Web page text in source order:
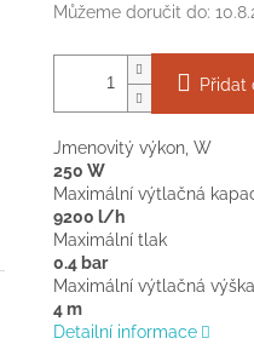
Můžeme doručit do:
Přidat
Jmenovitý výkon, W
250 W
Maximální výtlačná
9200 l/h
Maximální tlak
0.4 bar
Maximální výtlačná výška
4 m
Detailní informace